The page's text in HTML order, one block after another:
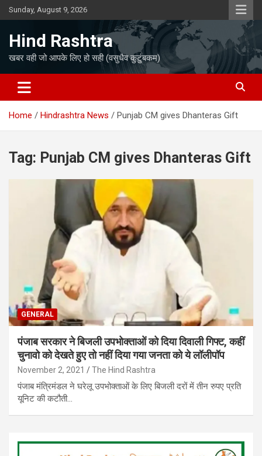
Skip
to
Sunday, August 9, 2026
Hind Rashtra
खबर वही जो आपके लिए हो सही (वसुधैव कुटुंबकम)
Home Hindrashtra News Punjab CM gives Dhanteras Gift
Tag: Punjab CM gives Dhanteras Gift
GENERAL
पंजाब सरकार ने बिजली उपभोक्‍ताओं को दिया दिवाली गिफ्ट, कहीं
चुनावो को देखते हुए तो नहीं दिया गया जनता को ये लॉलीपॉप
November 2, 2021 The Hind Rashtra
पंजाब मंत्रिमंडल ने घरेलू उपभोक्ताओं के लिए बिजली दरों में तीन रुपए प्रति
यूनिट की कटौती…